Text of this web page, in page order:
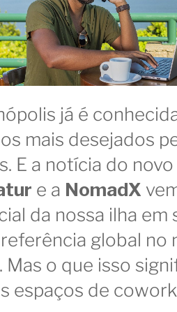
já é
mais desejados
E a notícia do
e a NomadX
da nossa ilha em
global no
Mas o que isso
espaços de